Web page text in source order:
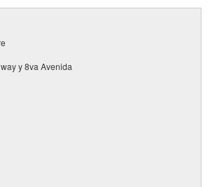
y 8va Avenida